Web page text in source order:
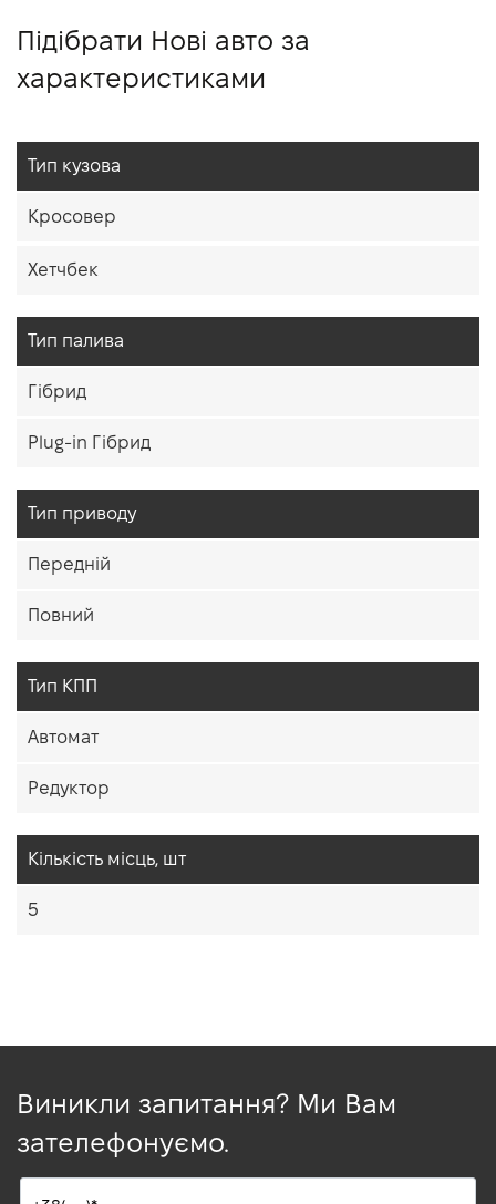
Підібрати Нові авто за
характеристиками
Тип кузова
Кросовер
Хетчбек
Тип палива
Гібрид
Plug-in Гібрид
Тип приводу
Передній
Повний
Тип КПП
Автомат
Редуктор
Кiлькiсть мiсць, шт
5
Виникли запитання? Ми Вам
зателефонуємо.